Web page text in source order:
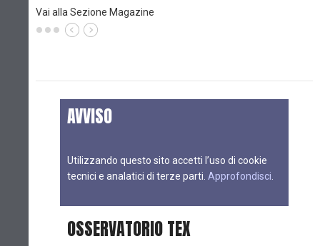
Vai alla Sezione Magazine
AVVISO
Utilizzando questo sito accetti l’uso di cookie
tecnici e analatici di terze parti. Approfondisci
OSSERVATORIO TEX